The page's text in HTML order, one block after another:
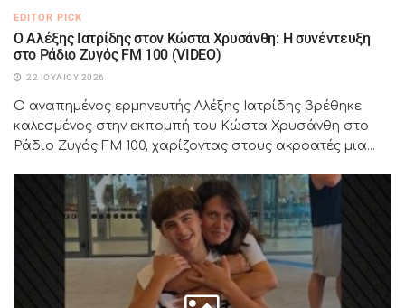
EDITOR PICK
Ο Αλέξης Ιατρίδης στον Κώστα Χρυσάνθη: Η συνέντευξη
στο Ράδιο Ζυγός FM 100 (VIDEO)
22 ΙΟΥΛΊΟΥ 2026
Ο αγαπημένος ερμηνευτής Αλέξης Ιατρίδης βρέθηκε
καλεσμένος στην εκπομπή του Κώστα Χρυσάνθη στο
Ράδιο Ζυγός FM 100, χαρίζοντας στους ακροατές μια...